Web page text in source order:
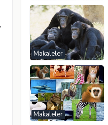
Makaleler
Makaleler